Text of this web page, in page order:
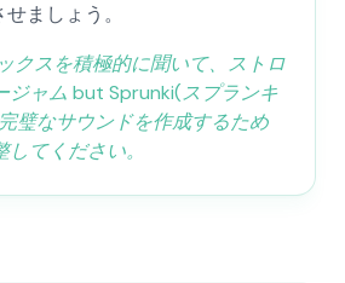
ましょう。
クスを積極的に聞いて、ストロ
ジャム but Sprunki(スプランキ
璧なサウンドを作成するため
してください。